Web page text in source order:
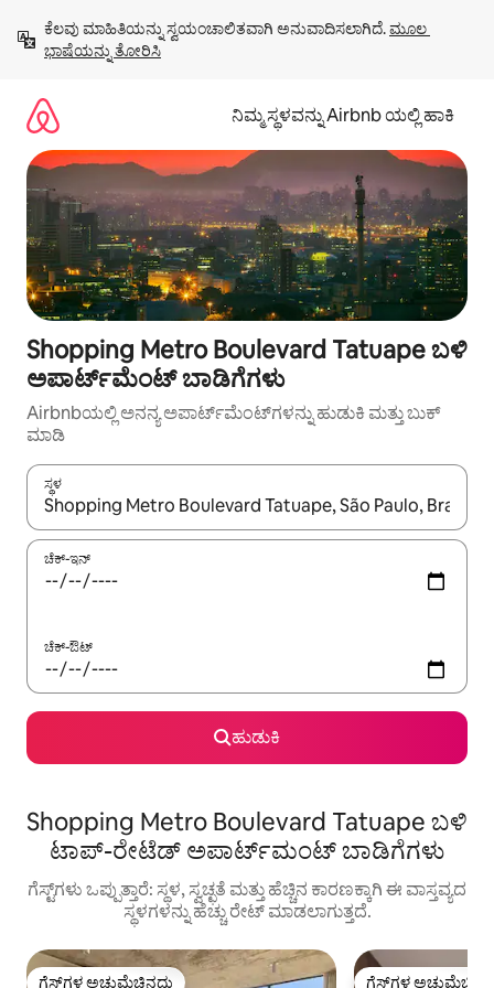
ಹೋಗಿ
ಕೆಲವು ಮಾಹಿತಿಯನ್ನು ಸ್ವಯಂಚಾಲಿತವಾಗಿ ಅನುವಾದಿಸಲಾಗಿದೆ. ಮೂಲ
ಭಾಷೆಯನ್ನು ತೋರಿಸಿ
ನಿಮ್ಮ ಸ್ಥಳವನ್ನು Airbnb ಯಲ್ಲಿ ಹಾಕಿ
Shopping Metro Boulevard Tatuape ಬಳಿ
ಅಪಾರ್ಟ್‌ಮೆಂಟ್ ಬಾಡಿಗೆಗಳು
Airbnbಯಲ್ಲಿ ಅನನ್ಯ ಅಪಾರ್ಟ್‌ಮೆಂಟ್‌ಗಳನ್ನು ಹುಡುಕಿ ಮತ್ತು ಬುಕ್
ಮಾಡಿ
ಸ್ಥಳ
ಫಲಿತಾಂಶಗಳು ಲಭ್ಯವಿರುವಾಗ, ಅಪ್ ಮತ್ತು ಡೌನ್ ಬಾಣದ ಕೀಲಿಗಳೊಂದಿಗೆ
ಚೆಕ್-ಇನ್
ಚೆಕ್-ಔಟ್
ಹುಡುಕಿ
Shopping Metro Boulevard Tatuape ಬಳಿ
ಟಾಪ್-ರೇಟೆಡ್ ಅಪಾರ್ಟ್‌ಮಂಟ್ ಬಾಡಿಗೆಗಳು
ಗೆಸ್ಟ್‌ಗಳು ಒಪ್ಪುತ್ತಾರೆ: ಸ್ಥಳ, ಸ್ವಚ್ಛತೆ ಮತ್ತು ಹೆಚ್ಚಿನ ಕಾರಣಕ್ಕಾಗಿ ಈ ವಾಸ್ತವ್ಯದ
ಸ್ಥಳಗಳನ್ನು ಹೆಚ್ಚು ರೇಟ್ ಮಾಡಲಾಗುತ್ತದೆ.
ಗೆಸ್ಟ್‌ಗಳ ಅಚ್ಚುಮೆಚ್ಚಿನದು ಗೆಸ್ಟ್‌ಗಳ